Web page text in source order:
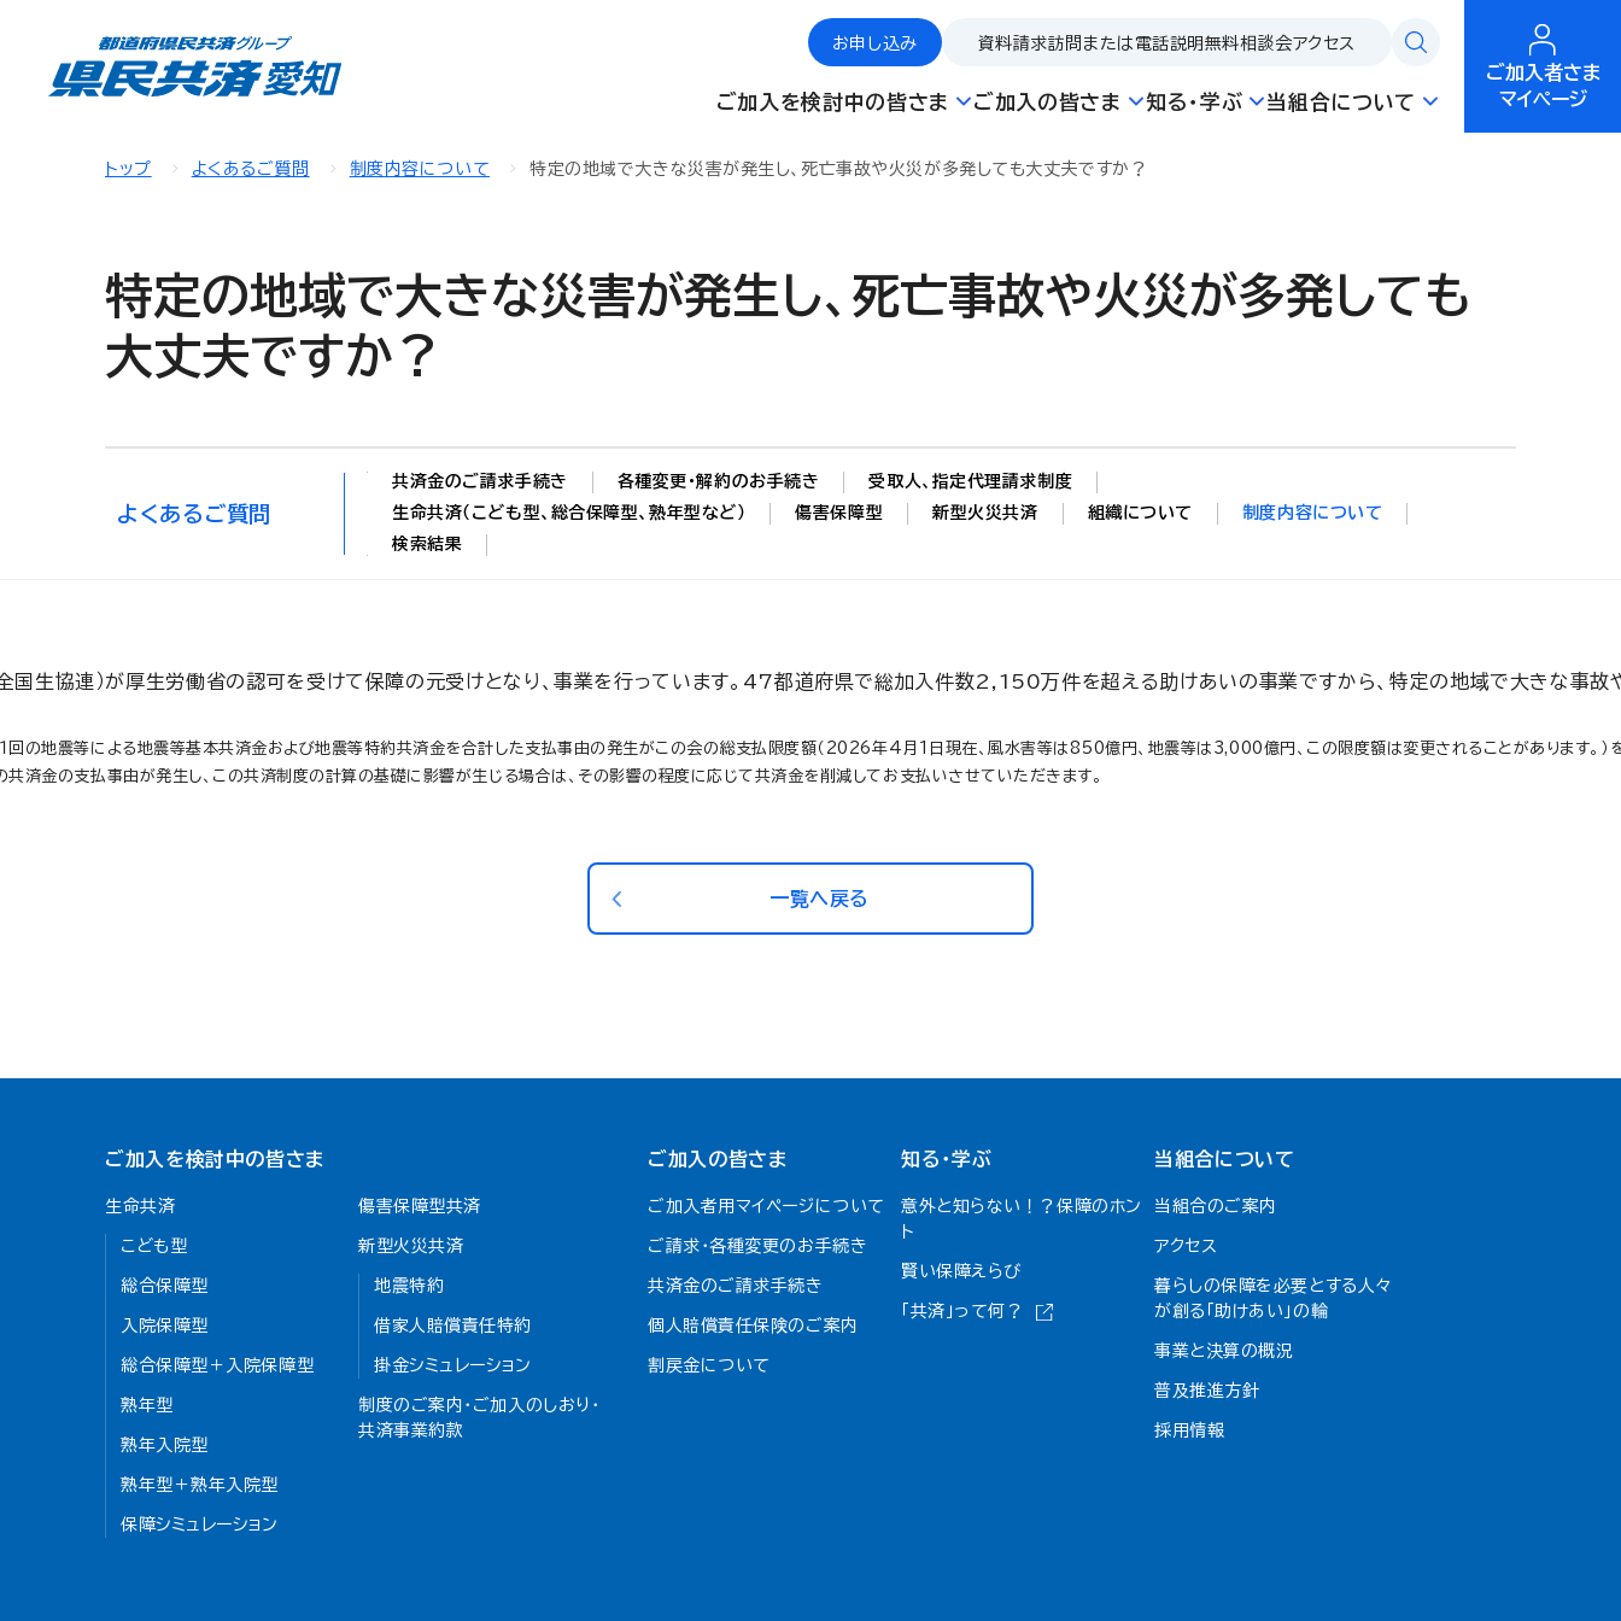
お申し込み 資料請求訪問または電話説明 無料相談会アクセス
ご加入を検討中の皆さま ご加入の皆さま 知る・学ぶ 当組合について
ご加入者さま
マイページ
トップ よくあるご質問 制度内容について 特定の地域で大きな災害が発生し、死亡事故や火災が多発しても大丈夫ですか？
特定の地域で大きな災害が発生し、死亡事故や火災が多発しても
大丈夫ですか？
よくあるご質問
共済金のご請求手続き 各種変更・解約のお手続き
受取人、指定代理請求制度
生命共済（こども型、総合保障型、熟年型など）
傷害保障型 新型火災共済 組織について
制度内容について
検索結果
国生協連）が厚生労働省の認可を受けて保障の元受けとなり、事業を行っています。47都道府県で総加入件数2,150万件を超える助けあいの事業ですから、特定の地域で大きな事故
回の地震等による地震等基本共済金および地震等特約共済金を合計した支払事由の発生がこの会の総支払限度額（2026年4月1日現在、風水害等は850億円、地震等は3,000億円、この限度額は変更されることがあります。）
共済金の支払事由が発生し、この共済制度の計算の基礎に影響が生じる場合は、その影響の程度に応じて共済金を削減してお支払いさせていただきます。
一覧へ戻る
ご加入を検討中の皆さま
生命共済
こども型
総合保障型
入院保障型
総合保障型＋入院保障型
熟年型
熟年入院型
熟年型＋熟年入院型
保障シミュレーション
傷害保障型共済
新型火災共済
地震特約
借家人賠償責任特約
掛金シミュレーション
制度のご案内・ご加入のしおり・
共済事業約款
ご加入の皆さま
ご加入者用マイページについて
ご請求・各種変更のお手続き
共済金のご請求手続き
個人賠償責任保険のご案内
割戻金について​
知る・学ぶ
意外と知らない！？保障のホン
ト
賢い保障えらび
「共済」って何？
当組合について
当組合のご案内
アクセス
暮らしの保障を必要とする人々
が創る「助けあい」の輪
事業と決算の概況
普及推進方針
採用情報